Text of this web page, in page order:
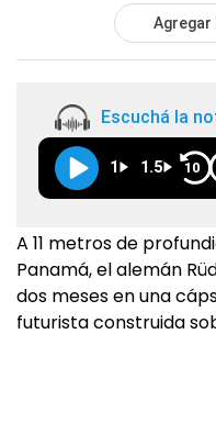
Agregar
Escuchá la
1 1.5 10
A 11 metros de
Panamá, el alemán
dos meses en una
futurista construida